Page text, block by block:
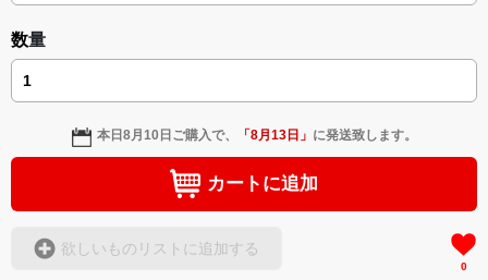
数量
本日8月10日 ご購入で、 「8月13日 」 に発送致します。
カートに追加
欲しいものリストに追加する
0